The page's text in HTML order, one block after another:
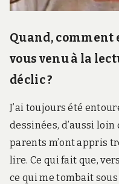
Quand, comment
vous venu à la
déclic ?
J’ai toujours été
dessinées, d’aussi
parents m’ont appris
lire. Ce qui fait que,
ce qui me tombait